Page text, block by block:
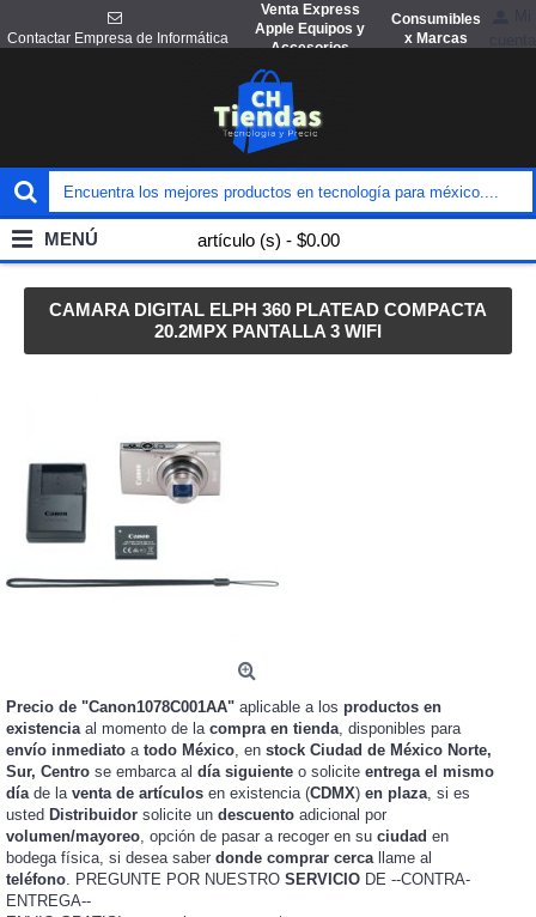
Contactar Empresa de Informática
Venta Express
Apple Equipos y
Accesorios
Consumibles
x Marcas
artículo (s) - $0.00
MENÚ
CAMARA DIGITAL ELPH 360 PLATEAD COMPACTA
20.2MPX PANTALLA 3 WIFI
Precio de "Canon1078C001AA" aplicable a los productos en
existenciaal momento de la compra en tienda, disponibles para
envío inmediato a todo México, en stock Ciudad de México Norte,
Sur, Centro se embarca al día siguiente o solicite entrega el mismo
díade la venta de artículos en existencia (CDMX) en plaza, si es
usted Distribuidor solicite un descuento adicional por
volumen/mayoreo, opción de pasar a recoger en su ciudad en
bodega física, si desea saber donde comprar cercallame al
teléfono. PREGUNTE POR NUESTRO SERVICIO DE --CONTRA-
ENTREGA--